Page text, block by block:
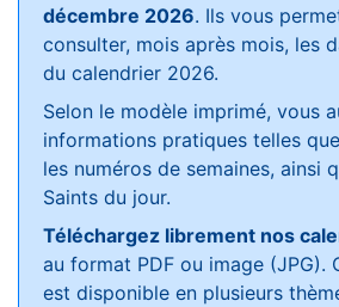
décembre 2026. Ils vous
consulter, mois après mois, les
du calendrier 2026.
Selon le modèle imprimé, vous
informations pratiques telles
les numéros de semaines, ainsi
Saints du jour.
Téléchargez librement nos
au format PDF ou image (JPG).
est disponible en plusieurs